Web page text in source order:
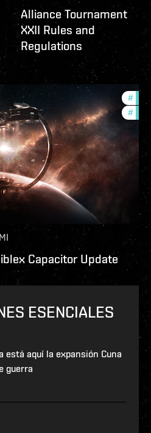
Alliance Tournament
XXII Rules and
Regulations
#
#
Capacitor Update
ESENCIALES
está aquí la expansión Cuna
guerra